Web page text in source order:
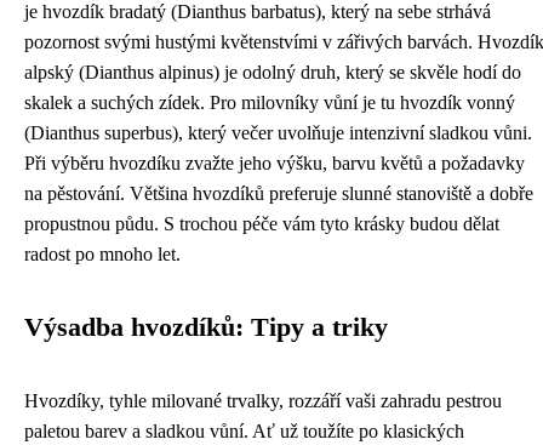
je hvozdík bradatý (Dianthus barbatus), který na sebe strhává
pozornost svými hustými květenstvími v zářivých barvách. Hvozdík
alpský (Dianthus alpinus) je odolný druh, který se skvěle hodí do
skalek a suchých zídek. Pro milovníky vůní je tu hvozdík vonný
(Dianthus superbus), který večer uvolňuje intenzivní sladkou vůni.
Při výběru hvozdíku zvažte jeho výšku, barvu květů a požadavky
na pěstování. Většina hvozdíků preferuje slunné stanoviště a dobře
propustnou půdu. S trochou péče vám tyto krásky budou dělat
radost po mnoho let.
Výsadba hvozdíků: Tipy a triky
Hvozdíky, tyhle milované trvalky, rozzáří vaši zahradu pestrou
paletou barev a sladkou vůní. Ať už toužíte po klasických